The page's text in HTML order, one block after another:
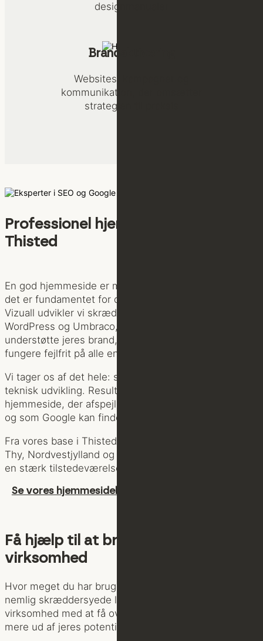
designmanualer
Brandaktivering
Websites, kampagner og
kommunikation, der omsætter
strategien til praksis
Professionel hjemmesideudvikling i
Thisted
En god hjemmeside er mere end et digitalt visitkort –
det er fundamentet for din online synlighed. Hos
Vizuall udvikler vi skræddersyede websites i
WordPress og Umbraco, der er bygget til at
understøtte jeres brand, tiltrække de rigtige kunder og
fungere fejlfrit på alle enheder.
Vi tager os af det hele: strategi, design, tekst og
teknisk udvikling. Resultatet er en brugervenlig
hjemmeside, der afspejler netop jeres virksomhed –
og som Google kan finde.
Fra vores base i Thisted hjælper vi virksomheder i
Thy, Nordvestjylland og resten af landet med at skabe
en stærk tilstedeværelse online.
Se vores hjemmesideløsninger her
Få hjælp til at brande din
virksomhed
Hvor meget du har brug for, er op til dig – vi tilbyder
nemlig skræddersyede løsninger. Vi hjælper jeres
virksomhed med at få overblik, prioritere rigtigt og få
mere ud af jeres potentiale.